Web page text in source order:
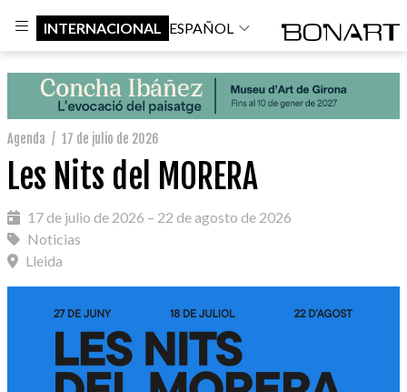
INTERNACIONAL ESPAÑOL
Agenda / 17 de julio de 2026
Les Nits del MORERA
17 de julio de 2026 – 22 de agosto de 2026
Noticias
Lleida